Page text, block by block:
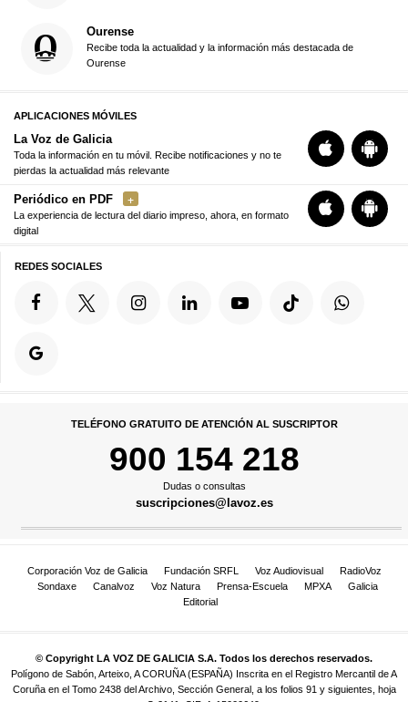
Ourense
Recibe toda la actualidad y la información más destacada de
Ourense
APLICACIONES MÓVILES
La Voz de Galicia
Toda la información en tu móvil. Recibe notificaciones y no te
pierdas la actualidad más relevante
Periódico en PDF
La experiencia de lectura del diario impreso, ahora, en formato
digital
REDES SOCIALES
TELÉFONO GRATUITO DE ATENCIÓN AL SUSCRIPTOR
900 154 218
Dudas o consultas
suscripciones@lavoz.es
Corporación Voz de Galicia Fundación SRFL Voz Audiovisual
RadioVoz
Sondaxe
Canalvoz Voz Natura Prensa-Escuela MPXA
Galicia
Editorial
© Copyright LA VOZ DE GALICIA S.A. Todos los derechos reservados.
Polígono de Sabón, Arteixo, A CORUÑA (ESPAÑA) Inscrita en el Registro Mercantil de A
Coruña en el Tomo 2438 del Archivo, Sección General, a los folios 91 y siguientes, hoja